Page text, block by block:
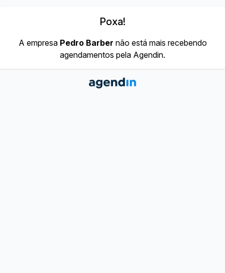
Poxa!
A empresa Pedro Barber não está mais recebendo
agendamentos pela Agendin.